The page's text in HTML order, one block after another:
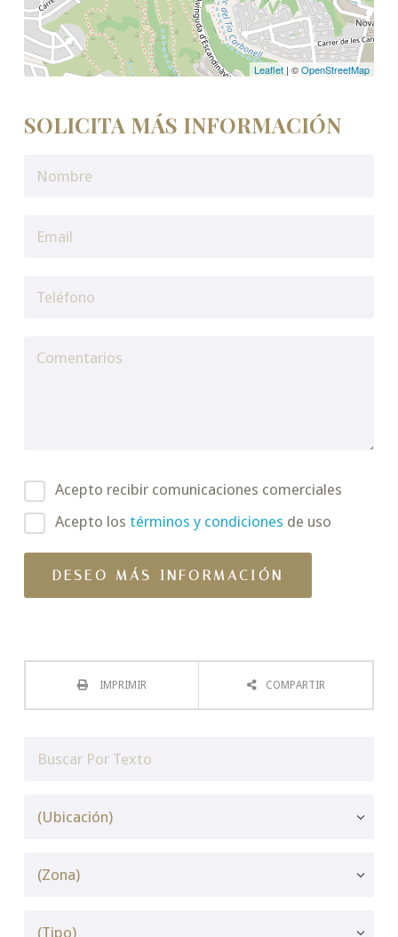
Leaflet| ©OpenStreetMap
SOLICITA MÁS INFORMACIÓN
Acepto recibir comunicaciones comerciales
Acepto los términos y condiciones de uso
IMPRIMIR COMPARTIR